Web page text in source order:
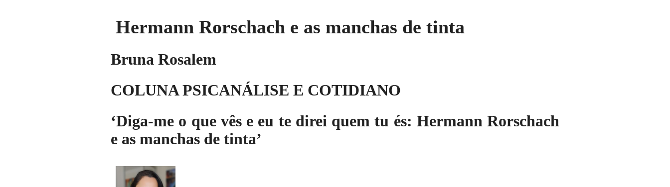
Hermann Rorschach e as manchas de tinta
Bruna Rosalem
COLUNA PSICANÁLISE E COTIDIANO
‘Diga-me o que vês e eu te direi quem tu és: Hermann Rorschach
e as manchas de tinta’